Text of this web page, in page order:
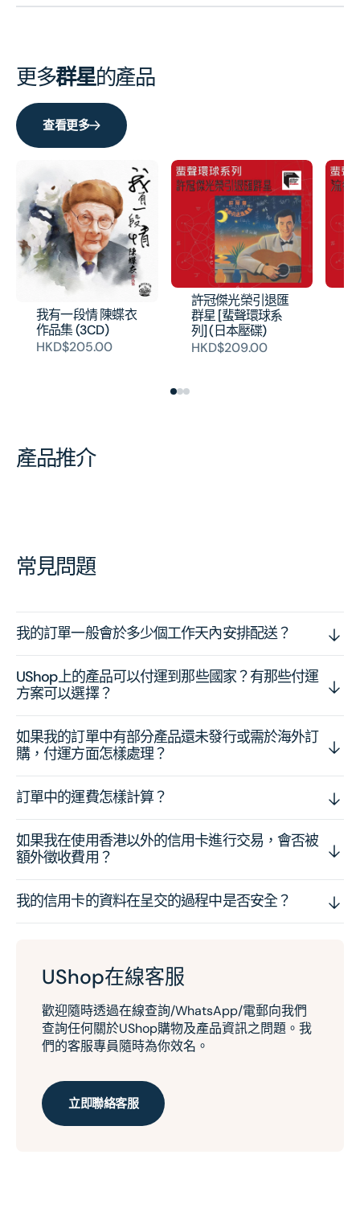
更多群星的產品
查看更多
我有一段情 陳蝶衣
作品集 (3CD)
HKD$205.00
許冠傑光榮引退匯
群星 [蜚聲環球系
列] (日本壓碟)
HKD$209.00
產品推介
常見問題
我的訂單一般會於多少個工作天內安排配送？
UShop上的產品可以付運到那些國家？有那些付運
方案可以選擇？
如果我的訂單中有部分產品還未發行或需於海外訂
購，付運方面怎樣處理？
訂單中的運費怎樣計算？
如果我在使用香港以外的信用卡進行交易，會否被
額外徵收費用？
我的信用卡的資料在呈交的過程中是否安全？
UShop在線客服
歡迎隨時透過在線查詢/WhatsApp/電郵向我們
查詢任何關於UShop購物及產品資訊之問題。我
們的客服專員隨時為你效名。
立即聯絡客服